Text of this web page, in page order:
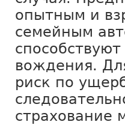
опытным и
семейным
вождения.
риск по
страхование